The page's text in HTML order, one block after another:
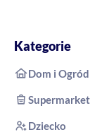
Kategorie
Dom i Ogród
Supermarket
Dziecko